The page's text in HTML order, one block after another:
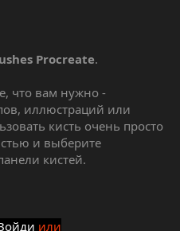
Procreate.
что вам нужно -
иллюстраций или
кисть очень просто
и выберите
кистей.
или